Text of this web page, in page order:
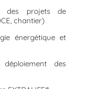
des projets de
chantier)
énergétique et
des